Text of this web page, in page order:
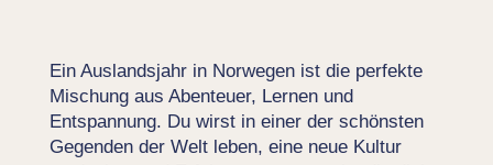
Ein Auslandsjahr in Norwegen ist die perfekte
Mischung aus Abenteuer, Lernen und
Entspannung. Du wirst in einer der schönsten
Gegenden der Welt leben, eine neue Kultur